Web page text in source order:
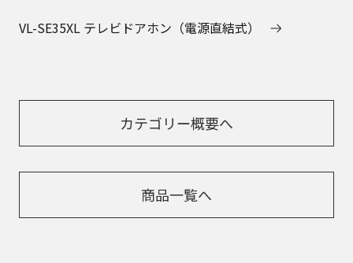
VL-SE35XL テレビドアホン（電源直結式）
カテゴリー概要へ
商品一覧へ